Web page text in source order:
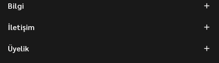
Bilgi
İletişim
Üyelik